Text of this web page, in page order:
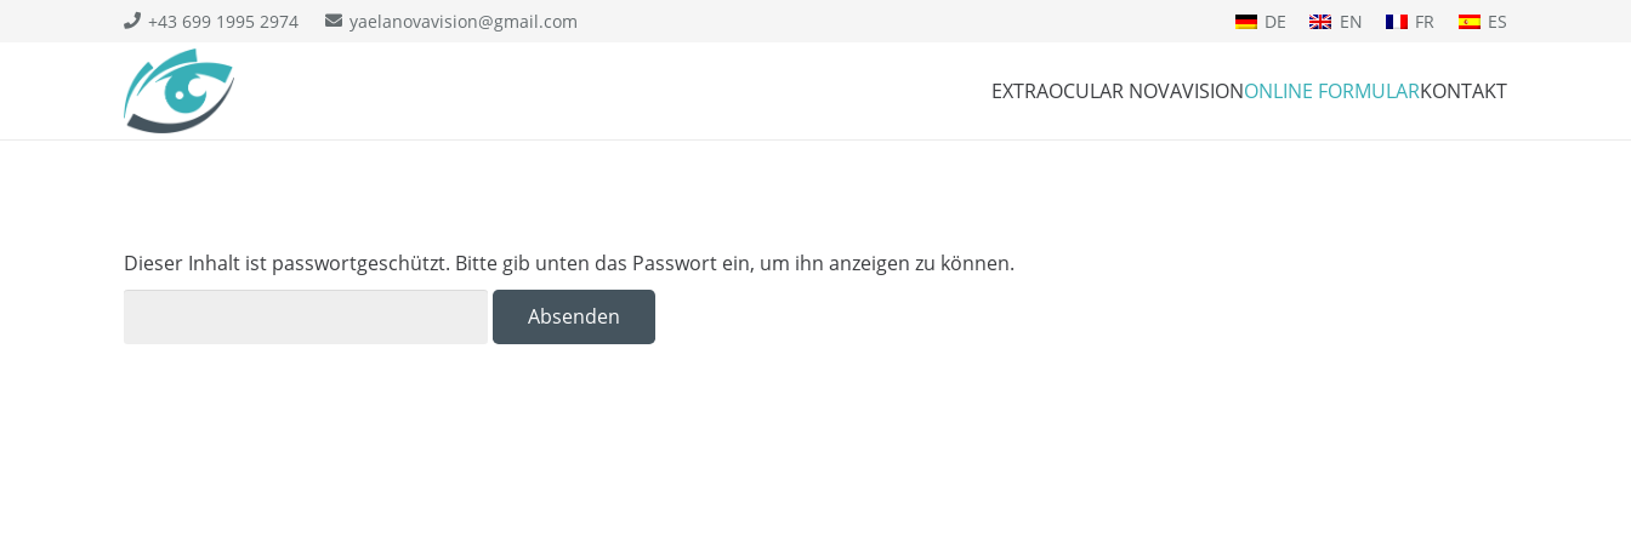
+43 699 1995 2974 yaelanovavision@gmail.com DE EN FR ES
EXTRAOCULAR NOVAVISIONONLINE FORMULARKONTAKT
Dieser Inhalt ist passwortgeschützt. Bitte gib unten das Passwort ein, um ihn anzeigen zu können.